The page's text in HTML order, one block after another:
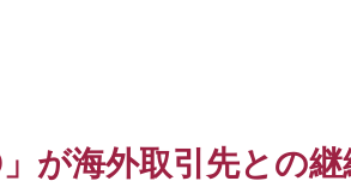
」が海外取引先との